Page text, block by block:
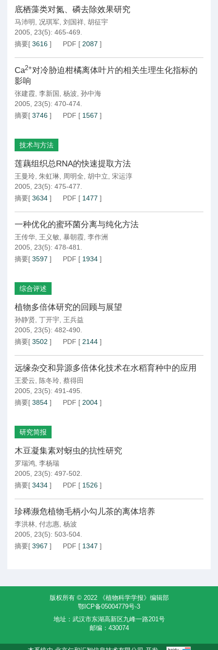
底栖藻类对氮、磷去除效果研究
马沛明 况琪军 刘国祥 胡征宇
2005, 23(5): 465-469.
摘要[ 3616 ] PDF [ 2087 ]
Ca2+对冷胁迫柑橘离体叶片的相关生理生化指标的
影响
张建霞 李新国 杨波 孙中海
2005, 23(5): 470-474.
摘要[ 3746 ] PDF [ 1567 ]
技术与方法
莲藕组织总RNA的快速提取方法
王曼玲 朱虹琳 周明全 胡中立 宋运淳
2005, 23(5): 475-477.
摘要[ 3634 ] PDF [ 1477 ]
一种优化的蜜环菌分离与纯化方法
王传华 王义敏 暴朝霞 李作洲
2005, 23(5): 478-481.
摘要[ 3597 ] PDF [ 1934 ]
综合评述
植物多倍体研究的回顾与展望
孙静贤 丁开宇
王兵益
2005, 23(5): 482-490.
摘要[ 3502 ] PDF [ 2144 ]
远缘杂交和异源多倍体化技术在水稻育种中的应用
王爱云 陈冬玲 蔡得田
2005, 23(5): 491-495.
摘要[ 3854 ] PDF [ 2004 ]
研究简报
木豆凝集素对蚜虫的抗性研究
罗瑞鸿 李杨瑞
2005, 23(5): 497-502.
摘要[ 3434 ] PDF [ 1526 ]
珍稀濒危植物毛柄小勾儿茶的离体培养
李洪林 付志惠 杨波
2005, 23(5): 503-504.
摘要[ 3967 ] PDF [ 1347 ]
版权所有 © 2022 《植物科学学报》编辑部
鄂ICP备05004779号-3
地址：武汉市东湖高新区九峰一路201号
邮编：430074